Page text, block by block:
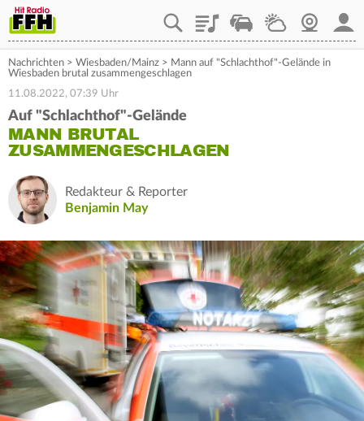
PlaylistStaupilotWetterWebcam
Nachrichten > Wiesbaden/Mainz > Mann auf "Schlachthof"-Gelände in
Wiesbaden brutal zusammengeschlagen
11.08.2022, 07:39 Uhr
Auf "Schlachthof"-Gelände
MANN BRUTAL
ZUSAMMENGESCHLAGEN
Redakteur & Reporter
Benjamin May